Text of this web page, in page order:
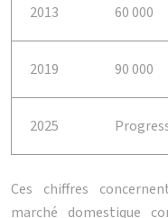
2013 60 000
2019 90 000
2025
Ces chiffres
marché domestique